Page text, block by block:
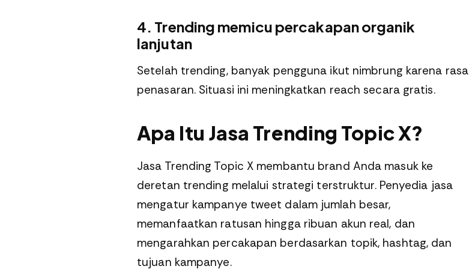
4. Trending memicu percakapan organik
lanjutan
Setelah trending, banyak pengguna ikut nimbrung karena rasa
penasaran. Situasi ini meningkatkan reach secara gratis.
Apa Itu Jasa Trending Topic X?
Jasa Trending Topic X membantu brand Anda masuk ke
deretan trending melalui strategi terstruktur. Penyedia jasa
mengatur kampanye tweet dalam jumlah besar,
memanfaatkan ratusan hingga ribuan akun real, dan
mengarahkan percakapan berdasarkan topik, hashtag, dan
tujuan kampanye.